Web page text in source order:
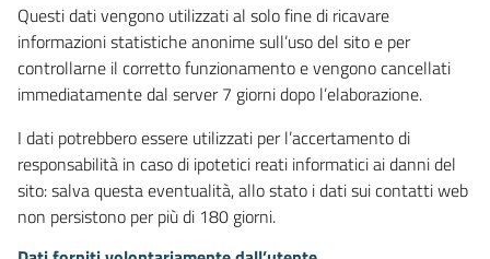
Questi dati vengono utilizzati al solo fine di ricavare
informazioni statistiche anonime sull’uso del sito e per
controllarne il corretto funzionamento e vengono cancellati
immediatamente dal server 7 giorni dopo l’elaborazione.
I dati potrebbero essere utilizzati per l’accertamento di
responsabilità in caso di ipotetici reati informatici ai danni del
sito: salva questa eventualità, allo stato i dati sui contatti web
non persistono per più di 180 giorni.